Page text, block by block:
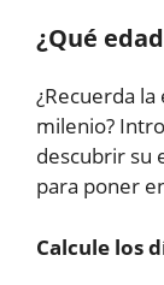
¿Qué
¿Recuerda
milenio?
descubrir su
para poner
Calcule los